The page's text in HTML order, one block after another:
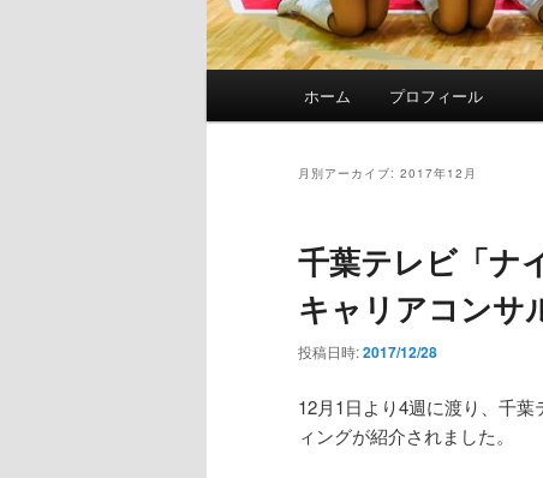
ホーム プロフィール
月別アーカイブ: 2017年12月
千葉テレビ「ナ
キャリアコンサ
投稿日時:2017/12/28
12月1日より4週に渡り、千
ィングが紹介されました。